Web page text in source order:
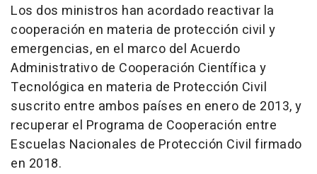
Los dos ministros han acordado reactivar la
cooperación en materia de protección civil y
emergencias, en el marco del Acuerdo
Administrativo de Cooperación Científica y
Tecnológica en materia de Protección Civil
suscrito entre ambos países en enero de 2013, y
recuperar el Programa de Cooperación entre
Escuelas Nacionales de Protección Civil firmado
en 2018.